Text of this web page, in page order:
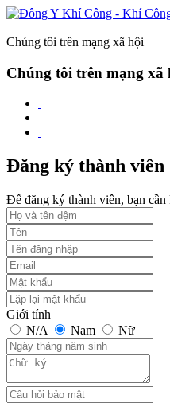
Chúng tôi trên mạng xã hội
Chúng tôi trên mạng xã
Đăng ký thành viên
Để đăng ký thành viên, bạn
Giới tính
N/A
Nam Nữ